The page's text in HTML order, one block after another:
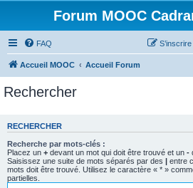
Forum MOOC
FAQ
Accueil MOOC Accueil Forum
Rechercher
RECHERCHER
Recherche par mots-clés :
Placez un + devant un mot qui doit être trouvé et un -
Saisissez une suite de mots séparés par des | entre
mots doit être trouvé. Utilisez le caractère « * »
partielles.